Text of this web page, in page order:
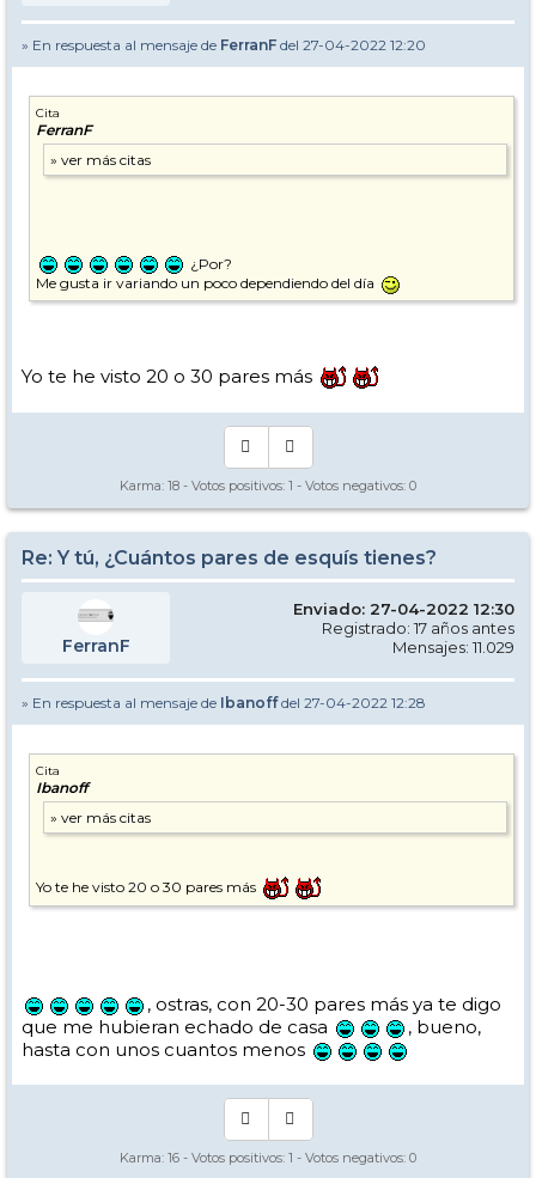
» En respuesta al mensaje de FerranF del 27-04-2022 12:20
Cita
FerranF
¿Por?
Me gusta ir variando un poco dependiendo del día
Yo te he visto 20 o 30 pares más
Karma: 18 - Votos positivos: 1 - Votos negativos: 0
Re: Y tú, ¿Cuántos pares de esquís tienes?
FerranF
Enviado: 27-04-2022 12:30
Registrado: 17 años antes
Mensajes: 11.029
» En respuesta al mensaje de Ibanoffdel 27-04-2022 12:28
Cita
Ibanoff
Yo te he visto 20 o 30 pares más
, ostras, con 20-30 pares más ya te digo
que me hubieran echado de casa
, bueno,
hasta con unos cuantos menos
Karma: 16 - Votos positivos: 1 - Votos negativos: 0